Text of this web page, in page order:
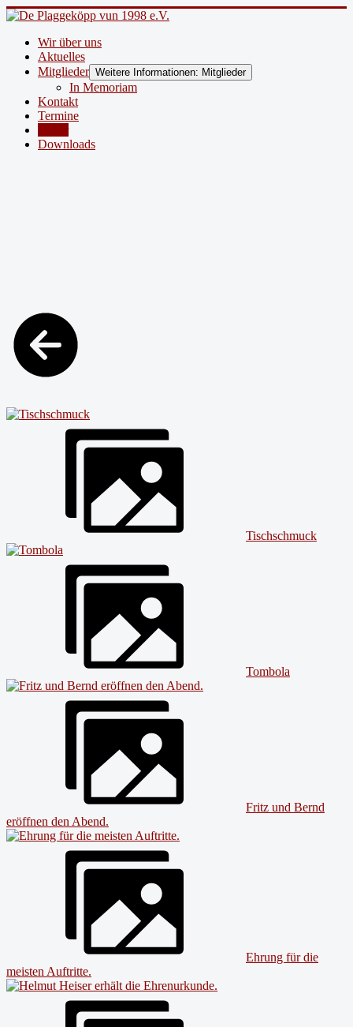
Wir über uns
Aktuelles
Mitglieder Weitere Informationen: Mitglieder
In Memoriam
Kontakt
Termine
Downloads
Tischschmuck
Tombola
Fritz und Bernd
eröffnen den Abend.
Ehrung für die
meisten Auftritte.